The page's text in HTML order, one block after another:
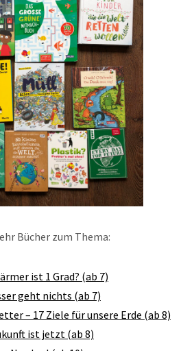
Bücher zum Thema:
ist 1 Grad? (ab 7)
geht nichts (ab 7)
– 17 Ziele für unsere Erde (ab 8)
ist jetzt (ab 8)